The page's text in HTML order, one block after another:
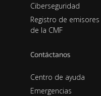
Ciberseguridad
Registro de emisores
de la CMF
Contáctanos
Centro de ayuda
Emergencias